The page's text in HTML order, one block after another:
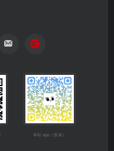
本站 app（安卓）